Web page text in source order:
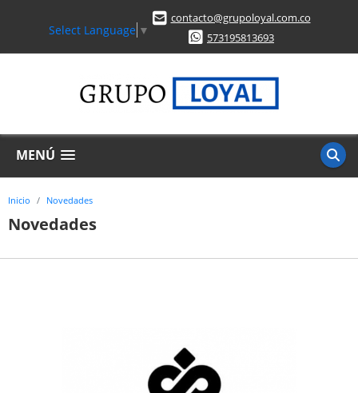
Select Language ▼
contacto@grupoloyal.com.co
573195813693
MENÚ
Inicio Novedades
Novedades